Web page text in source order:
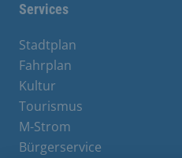
Services
Stadtplan
Fahrplan
Kultur
Tourismus
M-Strom
Bürgerservice